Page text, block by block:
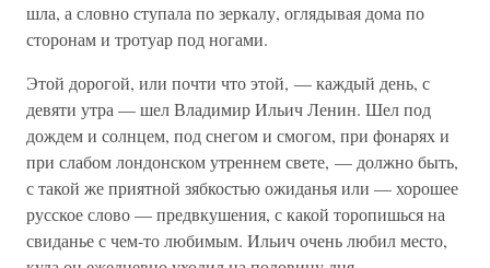
шла, а словно ступала по зеркалу, оглядывая дома по
сторонам и тротуар под ногами.
Этой дорогой, или почти что этой, — каждый день, с
девяти утра — шел Владимир Ильич Ленин. Шел под
дождем и солнцем, под снегом и смогом, при фонарях и
при слабом лондонском утреннем свете, — должно быть,
с такой же приятной зябкостью ожиданья или — хорошее
русское слово — предвкушения, с какой торопишься на
свиданье с чем-то любимым. Ильич очень любил место,